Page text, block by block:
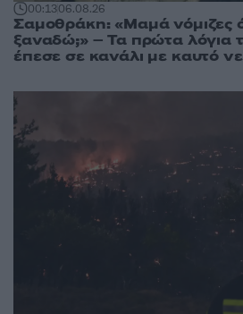
00:1306.08.26
Σαμοθράκη: «Μαμά νόμιζες
ξαναδώ;» – Τα πρώτα λόγια
έπεσε σε κανάλι με καυτό